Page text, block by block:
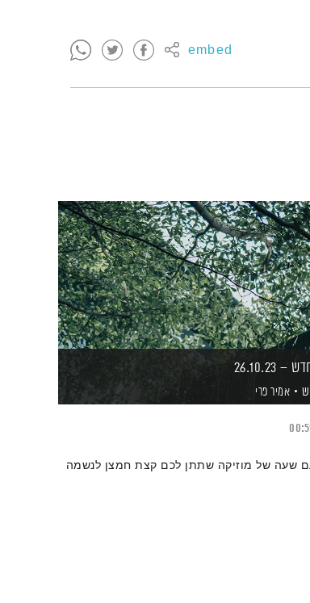
embed
אמיר פרי
שעה של מוזיקה שתתן לכם קצת חמצן לנשמה